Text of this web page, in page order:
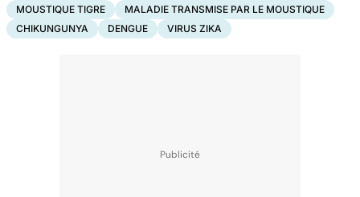
MOUSTIQUE TIGRE
MALADIE TRANSMISE PAR LE MOUSTIQUE
CHIKUNGUNYA
DENGUE VIRUS ZIKA